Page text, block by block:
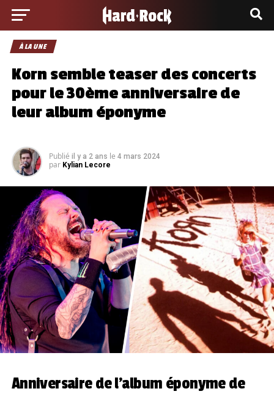
À LA UNE
Korn semble teaser des concerts
pour le 30ème anniversaire de
leur album éponyme
Publié il y a 2 ans le 4 mars 2024
par Kylian Lecore
Anniversaire de l’album éponyme de